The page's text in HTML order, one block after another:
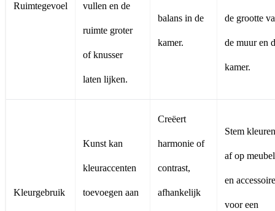
Ruimtegevoel vullen en de
ruimte groter
of knusser
laten lijken.
balans in de
kamer.
de grootte
de muur en
kamer.
Kleurgebruik
Kunst kan
kleuraccenten
toevoegen aan
Creëert
harmonie of
contrast,
afhankelijk
Stem kleuren
af op
en
voor een